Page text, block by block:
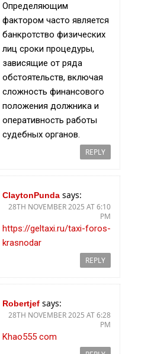
Определяющим
фактором часто является
банкротство физических
лиц сроки процедуры,
зависящие от ряда
обстоятельств, включая
сложность финансового
положения должника и
оперативность работы
судебных органов.
REPLY
ClaytonPunda says:
28TH NOVEMBER 2025 AT 6:10
PM
https://geltaxi.ru/taxi-foros-
krasnodar
REPLY
Robertjef says:
28TH NOVEMBER 2025 AT 6:28
PM
Khao555 com